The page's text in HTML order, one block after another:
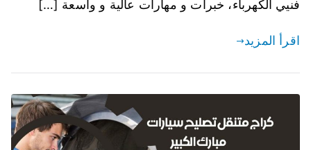
فنيي الكهرباء، خبرات و مهارات عالية و واسعة […]
اقرأ المزيد